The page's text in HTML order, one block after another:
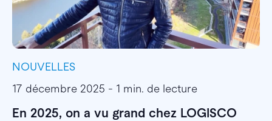
NOUVELLES
17 décembre 2025 - 1 min. de lecture
En 2025, on a vu grand chez LOGISCO